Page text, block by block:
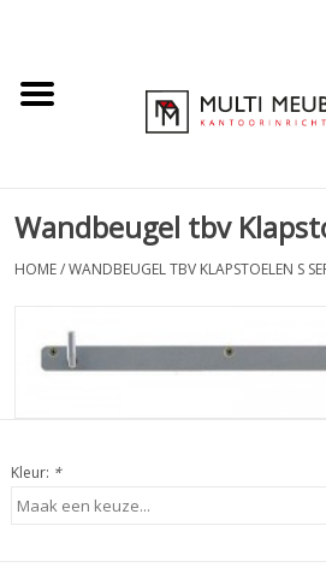
Wandbeugel tbv
HOME/WANDBEUGEL TBV KLAPSTOELEN S
Kleur: *